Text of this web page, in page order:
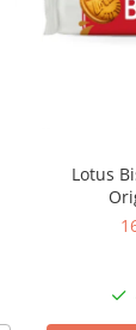
Lotus